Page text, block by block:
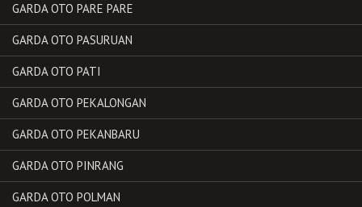
GARDA OTO PARE PARE
GARDA OTO PASURUAN
GARDA OTO PATI
GARDA OTO PEKALONGAN
GARDA OTO PEKANBARU
GARDA OTO PINRANG
GARDA OTO POLMAN